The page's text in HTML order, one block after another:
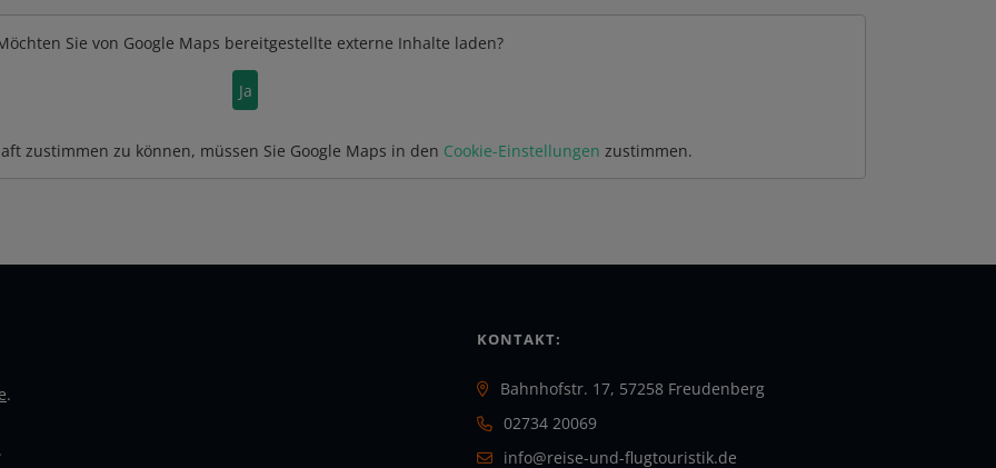
Sie von Google Maps bereitgestellte externe Inhalte laden?
Ja
zustimmen zu können, müssen Sie Google Maps in den Cookie-Einstellungen zustimmen.
.
KONTAKT:
Bahnhofstr. 17, 57258 Freudenberg
02734 20069
info@reise-und-flugtouristik.de